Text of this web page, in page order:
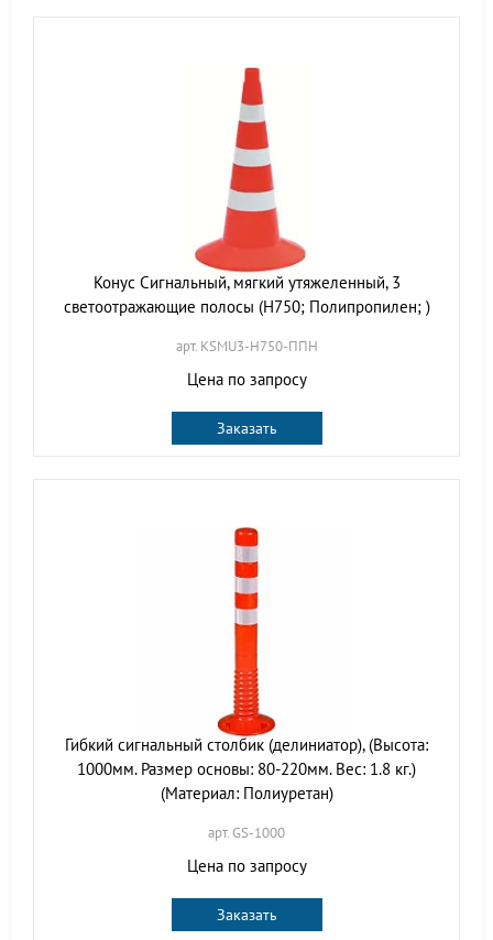
Конус Сигнальный, мягкий утяжеленный, 3
светоотражающие полосы (H750; Полипропилен; )
арт. KSMU3-H750-ППН
Цена по запросу
Заказать
Гибкий сигнальный столбик (делиниатор), (Высота:
1000мм. Размер основы: 80-220мм. Вес: 1.8 кг.)
(Материал: Полиуретан)
арт. GS-1000
Цена по запросу
Заказать